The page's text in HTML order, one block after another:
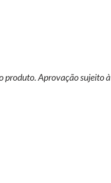
produto. Aprovação sujeito à